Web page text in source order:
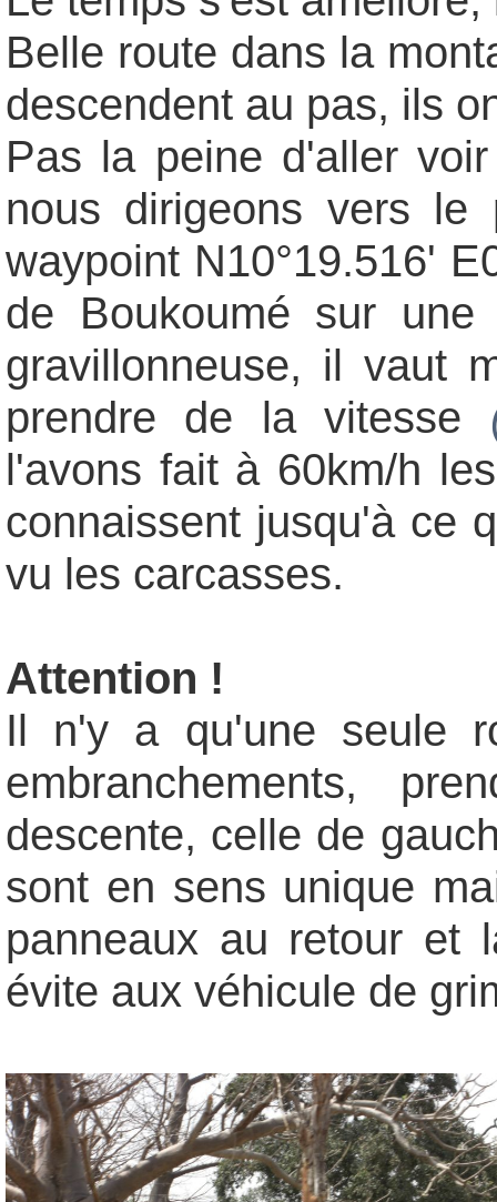
Belle route dans la
descendent au pas, ils
Pas la peine d'aller
nous dirigeons vers
waypoint N10°19.516'
de Boukoumé sur une
gravillonneuse, il vaut
prendre de la vitesse
l'avons fait à 60km/h
connaissent jusqu'à ce
vu les carcasses.
Attention !
Il n'y a qu'une seule
embranchements,
descente, celle de
sont en sens unique
panneaux au retour et
évite aux véhicule de